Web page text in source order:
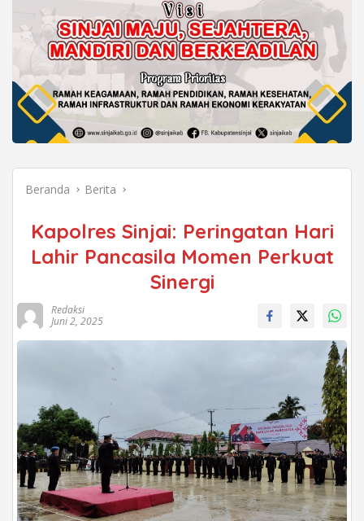
Beranda Berita
Kapolres Sinjai: Peringatan Hari
Lahir Pancasila Momen Perkuat
Sinergi
Redaksi
Juni 2, 2025